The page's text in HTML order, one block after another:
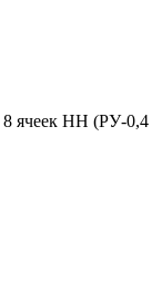
ячеек НН (РУ-0,4